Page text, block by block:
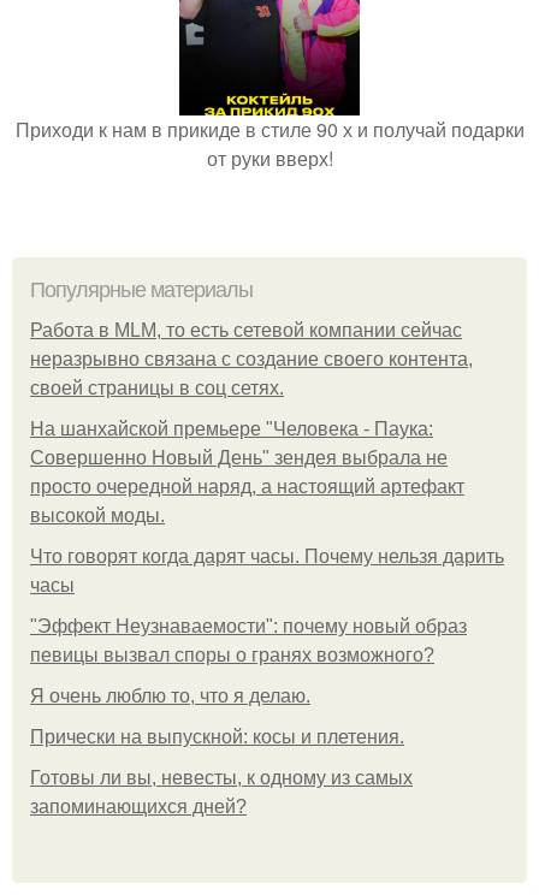
Приходи к нам в прикиде в стиле 90 х и получай подарки
от руки вверх!
Популярные материалы
Работа в MLM, то есть сетевой компании сейчас
неразрывно связана с создание своего контента,
своей страницы в соц сетях.
На шанхайской премьере "Человека - Паука:
Совершенно Новый День" зендея выбрала не
просто очередной наряд, а настоящий артефакт
высокой моды.
Что говорят когда дарят часы. Почему нельзя дарить
часы
"Эффект Неузнаваемости": почему новый образ
певицы вызвал споры о гранях возможного?
Я очень люблю то, что я делаю.
Прически на выпускной: косы и плетения.
Готовы ли вы, невесты, к одному из самых
запоминающихся дней?